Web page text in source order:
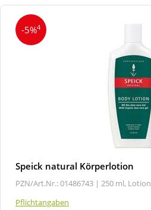
-5%4
Speick natural Körperlotion
PZN/Art.Nr.: 01486743 | 250 ml, Lotion
Pflichtangaben